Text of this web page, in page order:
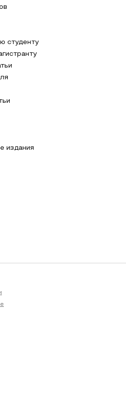
студенту
издания